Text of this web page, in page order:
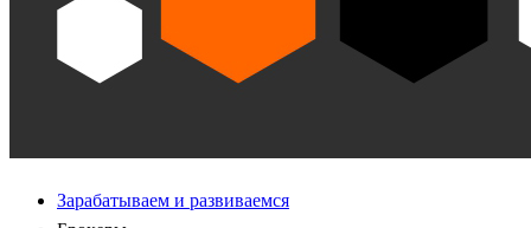
Зарабатываем и развиваемся